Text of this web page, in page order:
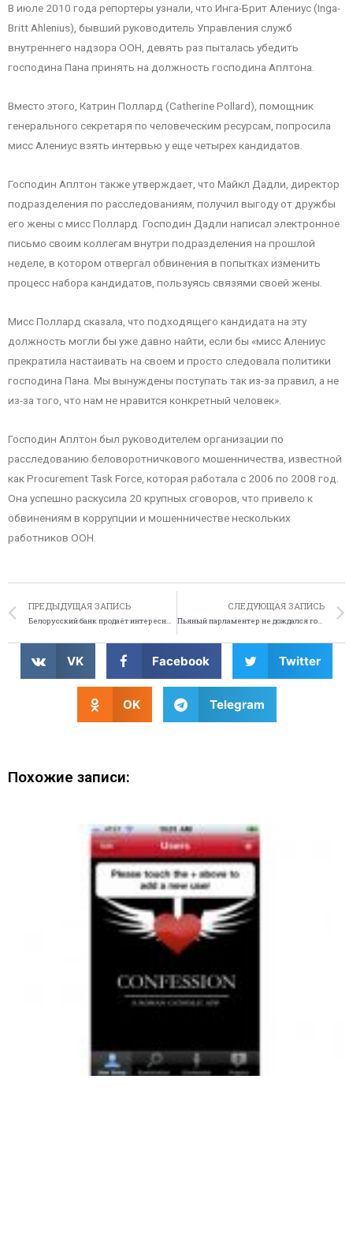
В июле 2010 года репортеры узнали, что Инга-Брит Алениус (Inga-
Britt Ahlenius), бывший руководитель Управления служб
внутреннего надзора ООН, девять раз пыталась убедить
господина Пана принять на должность господина Аплтона.
Вместо этого, Катрин Поллард (Catherine Pollard), помощник
генерального секретаря по человеческим ресурсам, попросила
мисс Алениус взять интервью у еще четырех кандидатов.
Господин Аплтон также утверждает, что Майкл Дадли, директор
подразделения по расследованиям, получил выгоду от дружбы
его жены с мисс Поллард. Господин Дадли написал электронное
письмо своим коллегам внутри подразделения на прошлой
неделе, в котором отвергал обвинения в попытках изменить
процесс набора кандидатов, пользуясь связями своей жены.
Мисс Поллард сказала, что подходящего кандидата на эту
должность могли бы уже давно найти, если бы «мисс Алениус
прекратила настаивать на своем и просто следовала политики
господина Пана. Мы вынуждены поступать так из-за правил, а не
из-за того, что нам не нравится конкретный человек».
Господин Аплтон был руководителем организации по
расследованию беловоротничкового мошенничества, известной
как Procurement Task Force, которая работала с 2006 по 2008 год.
Она успешно раскусила 20 крупных сговоров, что привело к
обвинениям в коррупции и мошенничестве нескольких
работников ООН.
ПРЕДЫДУЩАЯ ЗАПИСЬ СЛЕДУЮЩАЯ ЗАПИСЬ
Пьяный парламентер не дождался голосований
VK Facebook Twitter
OK Telegram
Похожие записи: